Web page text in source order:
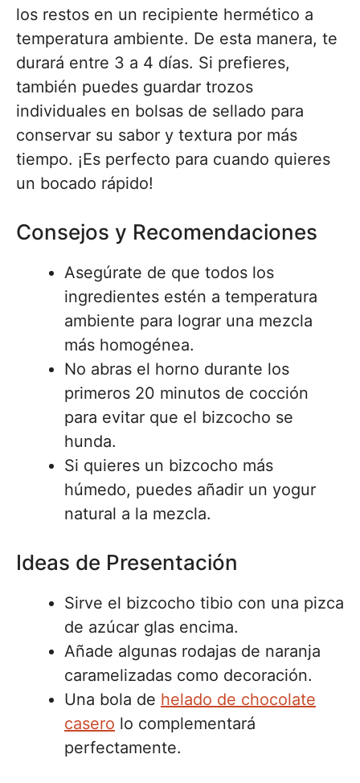
los restos en un recipiente hermético a
temperatura ambiente. De esta manera, te
durará entre 3 a 4 días. Si prefieres,
también puedes guardar trozos
individuales en bolsas de sellado para
conservar su sabor y textura por más
tiempo. ¡Es perfecto para cuando quieres
un bocado rápido!
Consejos y Recomendaciones
Asegúrate de que todos los
ingredientes estén a temperatura
ambiente para lograr una mezcla
más homogénea.
No abras el horno durante los
primeros 20 minutos de cocción
para evitar que el bizcocho se
hunda.
Si quieres un bizcocho más
húmedo, puedes añadir un yogur
natural a la mezcla.
Ideas de Presentación
Sirve el bizcocho tibio con una pizca
de azúcar glas encima.
Añade algunas rodajas de naranja
caramelizadas como decoración.
Una bola de helado de chocolate
casero lo complementará
perfectamente.